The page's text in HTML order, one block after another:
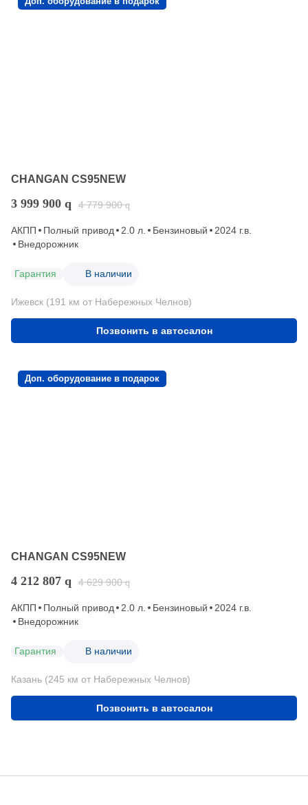
CHANGAN CS95NEW
3 999 900 q 4 779 900 q
АКПП Полный привод 2.0 л. Бензиновый
2024 г.в.
Внедорожник
Гарантия В наличии
Ижевск (191 км от Набережных Челнов)
Позвонить в автосалон
Доп. оборудование в подарок
CHANGAN CS95NEW
4 212 807 q 4 629 900 q
АКПП Полный привод 2.0 л. Бензиновый
2024 г.в.
Внедорожник
Гарантия В наличии
Казань (245 км от Набережных Челнов)
Позвонить в автосалон